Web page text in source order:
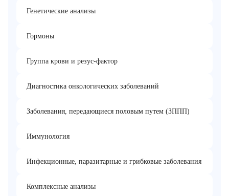
Генетические анализы
Гормоны
Группа крови и резус-фактор
Диагностика онкологических заболеваний
Заболевания, передающиеся половым путем (ЗППП)
Иммунология
Инфекционные, паразитарные и грибковые заболевания
Комплексные анализы